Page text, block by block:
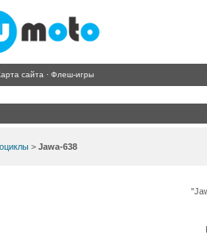
сайта · Флеш-игры
> Jawa-638